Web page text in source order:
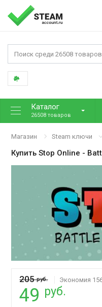
Каталог
26508 товаров
Магазин Steam ключи
КупитьStop Online -
205руб. Экономия
49 руб.